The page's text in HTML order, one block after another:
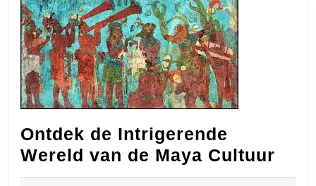
Ontdek de Intrigerende
Wereld van de Maya Cultuur
de